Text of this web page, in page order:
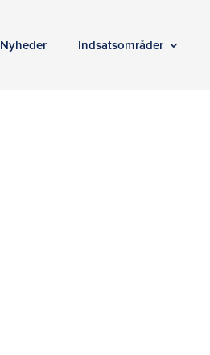
Nyheder Indsatsområder